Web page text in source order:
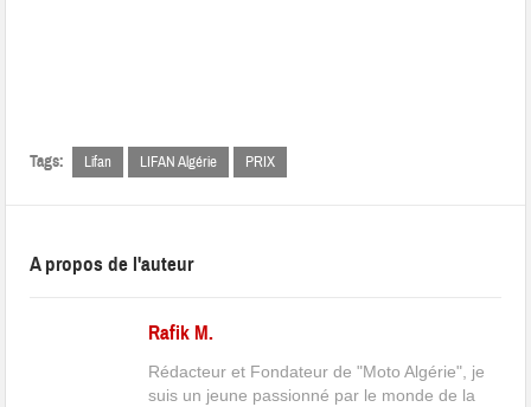
Tags: Lifan LIFAN Algérie PRIX
A propos de l'auteur
Rafik M.
Rédacteur et Fondateur de "Moto Algérie", je
suis un jeune passionné par le monde de la